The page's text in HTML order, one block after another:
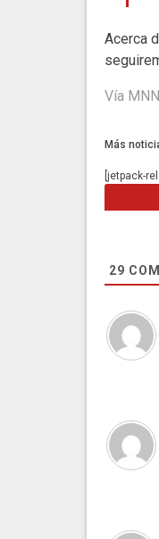
Acerca
Vía MNN
Más
[jetpack-
29